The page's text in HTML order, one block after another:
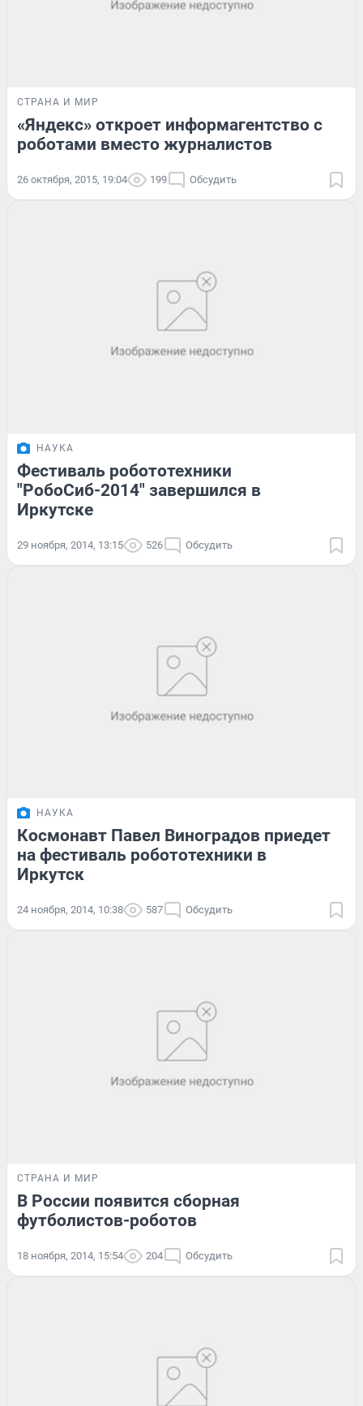
СТРАНА И МИР
«Яндекс» откроет информагентство с
роботами вместо журналистов
26 октября, 2015, 19:04 199 Обсудить
НАУКА
Фестиваль робототехники
"РобоСиб-2014" завершился в
Иркутске
29 ноября, 2014, 13:15 526 Обсудить
НАУКА
Космонавт Павел Виноградов приедет
на фестиваль робототехники в
Иркутск
24 ноября, 2014, 10:38 587 Обсудить
СТРАНА И МИР
В России появится сборная
футболистов-роботов
18 ноября, 2014, 15:54 204 Обсудить